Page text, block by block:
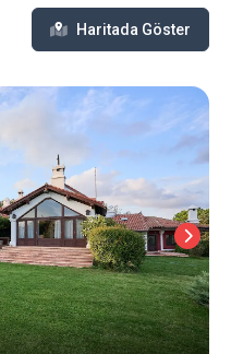
Haritada Göster